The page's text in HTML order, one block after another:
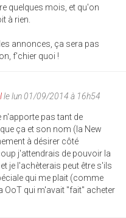
quelques mois, et qu'on
à rien.
annonces, ça sera pas
f'chier quoi !
le lun 01/09/2014 à 16h54
n'apporte pas tant de
ça et son nom (la New
à désirer côté
j'attendrais de pouvoir la
je l'achèterais peut être s'ils
qui me plait (comme
OoT qui m'avait "fait" acheter